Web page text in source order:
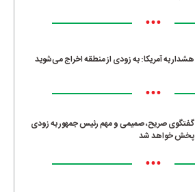
•••
هشدار به آمریکا: به زودی از منطقه اخراج می‌شوید
•••
گفتگوی صریح، صمیمی و مهم رئیس جمهور به زودی
پخش خواهد شد
•••